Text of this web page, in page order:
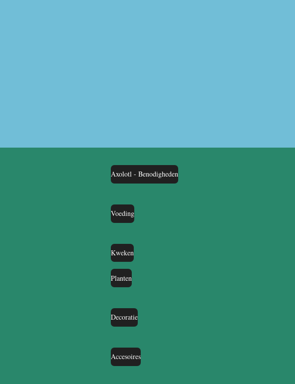
Axolotl - Benodigheden
Voeding
Kweken
Planten
Decoratie
Accesoires